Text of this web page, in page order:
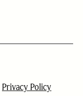
Privacy Policy